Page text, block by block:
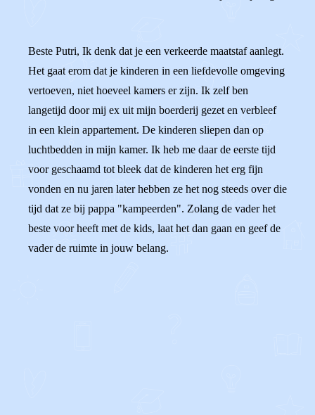
Beste Putri, Ik denk dat je een verkeerde maatstaf aanlegt.
Het gaat erom dat je kinderen in een liefdevolle omgeving
vertoeven, niet hoeveel kamers er zijn. Ik zelf ben
langetijd door mij ex uit mijn boerderij gezet en verbleef
in een klein appartement. De kinderen sliepen dan op
luchtbedden in mijn kamer. Ik heb me daar de eerste tijd
voor geschaamd tot bleek dat de kinderen het erg fijn
vonden en nu jaren later hebben ze het nog steeds over die
tijd dat ze bij pappa "kampeerden". Zolang de vader het
beste voor heeft met de kids, laat het dan gaan en geef de
vader de ruimte in jouw belang.